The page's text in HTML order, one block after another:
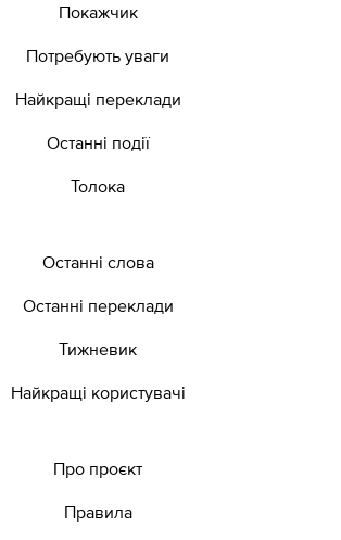
Покажчик
Потребують уваги
Найкращі переклади
Останні події
Толока
Останні слова
Останні переклади
Тижневик
Найкращі користувачі
Про проєкт
Правила